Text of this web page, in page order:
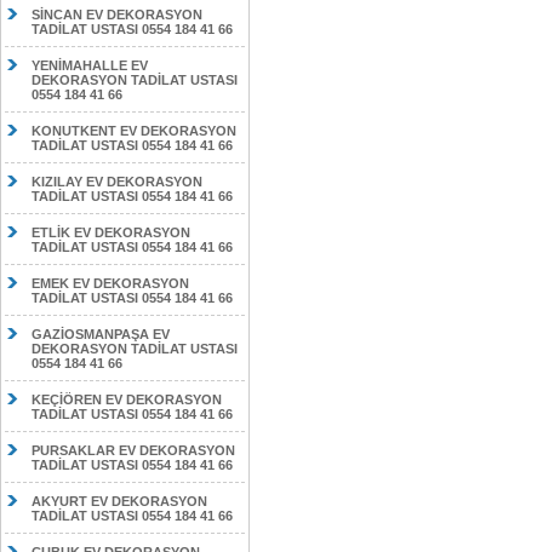
SİNCAN EV DEKORASYON
TADİLAT USTASI 0554 184 41 66
YENİMAHALLE EV
DEKORASYON TADİLAT USTASI
0554 184 41 66
KONUTKENT EV DEKORASYON
TADİLAT USTASI 0554 184 41 66
KIZILAY EV DEKORASYON
TADİLAT USTASI 0554 184 41 66
ETLİK EV DEKORASYON
TADİLAT USTASI 0554 184 41 66
EMEK EV DEKORASYON
TADİLAT USTASI 0554 184 41 66
GAZİOSMANPAŞA EV
DEKORASYON TADİLAT USTASI
0554 184 41 66
KEÇİÖREN EV DEKORASYON
TADİLAT USTASI 0554 184 41 66
PURSAKLAR EV DEKORASYON
TADİLAT USTASI 0554 184 41 66
AKYURT EV DEKORASYON
TADİLAT USTASI 0554 184 41 66